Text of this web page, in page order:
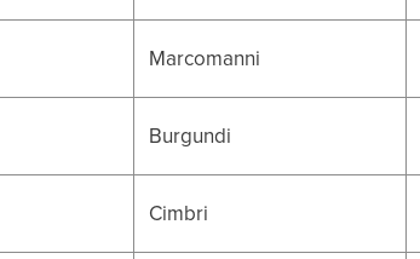
Marcomanni
Burgundi
Cimbri